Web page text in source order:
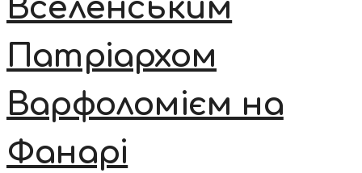
Вселенським
Патріархом
Варфоломієм на
Фанарі